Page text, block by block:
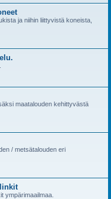
ja niihin liittyvistä koneista,
maatalouden kehittyvästä
/ metsätalouden eri
ympärimaailmaa.